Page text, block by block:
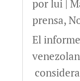
porlui|
prensa,
El